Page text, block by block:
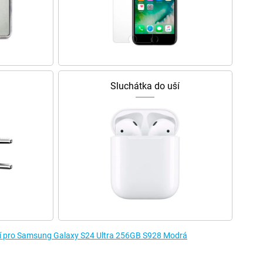
Sluchátka do uší
Samsung Galaxy S24 Ultra 256GB S928 Modrá